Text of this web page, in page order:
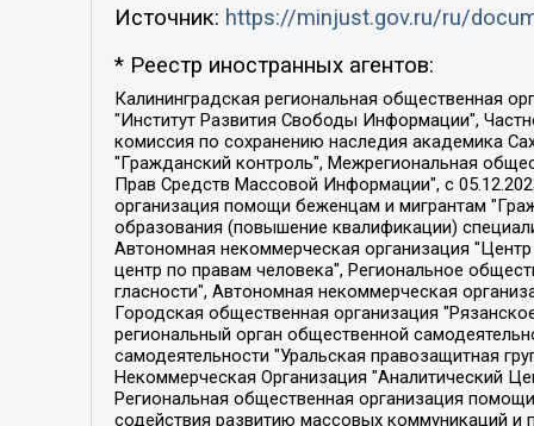
Источник: https://minjust.gov.ru/ru/
* Реестр иностранных агентов:
Калининградская региональная общественная организация "Экозащита!-Женсовет", Фонд содействия защите прав и свобод граждан "Общественный вердикт", Фонд "Институт Развития Свободы Информации", Частное учреждение "Информационное агентство МЕМО. РУ", Региональная общественная организация "Общественная комиссия по сохранению наследия академика Сахарова", Фонд поддержки свободы прессы, Санкт-Петербургская общественная правозащитная организация "Гражданский контроль", Межрегиональная общественная организация "Информационно-просветительский центр "Мемориал", Региональный Фонд "Центр Защиты Прав Средств Массовой Информации", с 05.12.2023 Фонд "Центр Защиты Прав Средств массовой информации", Региональная общественная благотворительная организация помощи беженцам и мигрантам "Гражданское содействие", Негосударственное образовательное учреждение дополнительного профессионального образования (повышение квалификации) специалистов "АКАДЕМИЯ ПО ПРАВАМ ЧЕЛОВЕКА", Свердловская региональная общественная организация "Сутяжник", Автономная некоммерческая организация "Центр независимых социологических исследований", Союз общественных объединений "Российский исследовательский центр по правам человека", Региональное общественное учреждение научно-информационный центр "МЕМОРИАЛ", Некоммерческая организация "Фонд защиты гласности", Автономная некоммерческая организация "Институт прав человека", Городская общественная организация "Екатеринбургское общество "МЕМОРИАЛ", Городская общественная организация "Рязанское историко-просветительское и правозащитное общество "Мемориал" (Рязанский Мемориал), Челябинский региональный орган общественной самодеятельности – женское общественное объединение "Женщины Евразии", Челябинский региональный орган общественной самодеятельности "Уральская правозащитная группа", Фонд содействия защите здоровья и социальной справедливости имени Андрея Рылькова, Автономная Некоммерческая Организация "Аналитический Центр Юрия Левады", Автономная некоммерческая организация социальной поддержки населения "Проект Апрель", Региональная общественная организация помощи женщинам и детям, находящимся в кризисной ситуации "Информационно-методический центр "Анна", Фонд содействия развитию массовых коммуникаций и правовому просвещению "Так-так-Так", Фонд содействия устойчивому развитию "Серебряная тайга", Свердловский региональный общественный фонд социальных проектов "Новое время", "Idel.Реалии", Кавказ.Реалии, Крым.Реалии, Телеканал Настоящее Время, Татаро-башкирская служба Радио Свобода (Azatliq Radiosi), Радио Свободная Европа/Радио Свобода (PCE/PC), "Сибирь.Реалии", "Фактограф", Благотворительный фонд помощи осужденным и их семьям, Автономная некоммерческая организация "Институт глобализации и социальных движений", Фонд "В защиту прав заключенных", Частное учреждение "Центр поддержки и содействия развитию средств массовой информации", Пензенский региональный